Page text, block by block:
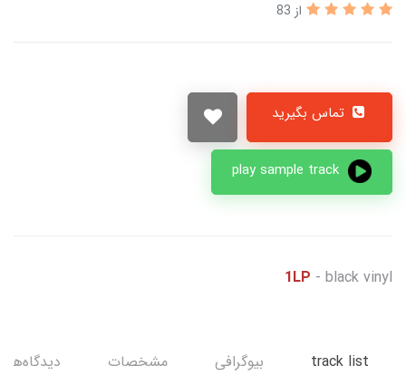
از 83
تماس بگیرید
1LP - black vinyl
track list بیوگرافی مشخصات دیدگاه‌ها